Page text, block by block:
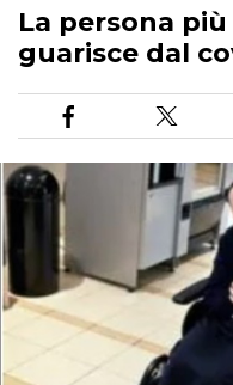
La persona
guarisce dal